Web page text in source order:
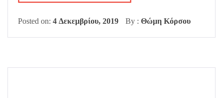
Posted on: 4 Δεκεμβρίου, 2019 By : Θώμη Κόρσου